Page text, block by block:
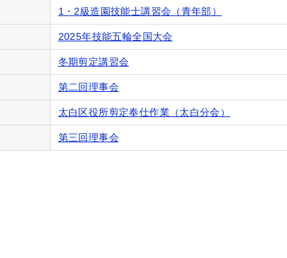
1・2級造園技能士講習会（青年部）
2025年技能五輪全国大会
冬期剪定講習会
第二回理事会
太白区役所剪定奉仕作業（太白分会）
第三回理事会